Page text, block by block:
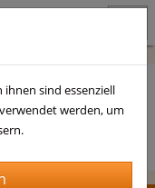
ihnen sind essenziell
werden, um